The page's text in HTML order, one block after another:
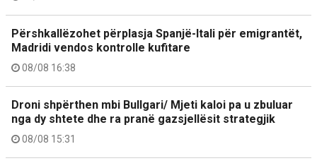
Përshkallëzohet përplasja Spanjë-Itali për emigrantët,
Madridi vendos kontrolle kufitare
08/08 16:38
Droni shpërthen mbi Bullgari/ Mjeti kaloi pa u zbuluar
nga dy shtete dhe ra pranë gazsjellësit strategjik
08/08 15:31